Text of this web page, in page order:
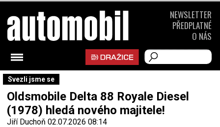
Svezli jsme se
Oldsmobile Delta 88 Royale Diesel
(1978) hledá nového majitele!
Jiří Duchoň 02.07.2026 08:14
NEWSLETTER
PŘEDPLATNÉ
O NÁS